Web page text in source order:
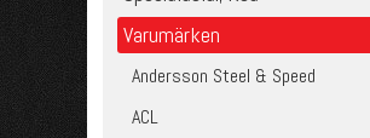
Varumärken
Andersson Steel & Speed
ACL